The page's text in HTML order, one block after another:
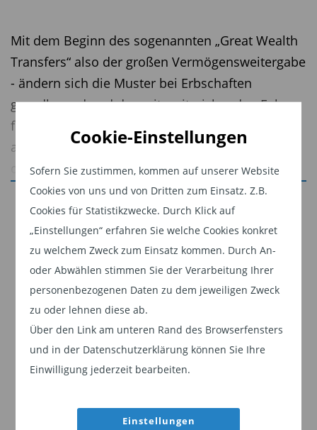
Cookie-Einstellungen
Sofern Sie zustimmen, kommen auf unserer Website
Cookies von uns und von Dritten zum Einsatz. Z.B.
Cookies für Statistikzwecke. Durch Klick auf
„Einstellungen“ erfahren Sie welche Cookies konkret
zu welchem Zweck zum Einsatz kommen. Durch An-
oder Abwählen stimmen Sie der Verarbeitung Ihrer
personenbezogenen Daten zu dem jeweiligen Zweck
zu oder lehnen diese ab.
Über den Link am unteren Rand des Browserfensters
und in der Datenschutzerklärung können Sie Ihre
Einwilligung jederzeit bearbeiten.
Einstellungen
Mit dem Beginn des sogenannten „Great Wealth
Transfers“ also der großen Vermögensweitergabe
- ändern sich die Muster bei Erbschaften
grundlegend und das mit weitreichenden Folgen
für Vermögensverteilung und Finanzmärkte. Eine
aktuelle Untersuchung von Capital Group, einem
der weltweit größten und erfahrensten aktiven
Investmentmanager mit einem verwalteten
Vermögen von rund 2,8 Billionen US-Dollar,
zeigt:Vermögende Familien rund um den
Globus beschleunigen die Übergabe ihres
Vermögens an die nächste Generation.
In der Studie² wurden 600 vermögende
Privatpersonen (High Net Worth Individuals,
HNWIs) in Europa, dem asiatisch-pazifischen
Raum und den USA zu ihrem Umgang mit
„In den kommenden Jahrzehnten wird ein
Dieser Inhalt ist für professionelle Anleger
bestimmt. Mit Klick auf "Weiter" bestätigen
Sie, dass Sie ein professioneller Anleger sind
und stimmen unserer Datenschutzerklärung
Weiter